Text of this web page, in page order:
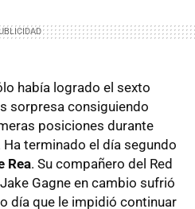
había logrado el sexto
sorpresa consiguiendo
posiciones durante
terminado el día segundo
Rea. Su compañero del Red
Gagne en cambio sufrió
día que le impidió continuar